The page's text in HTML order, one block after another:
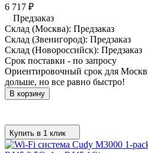
6 717 ₽
Предзаказ
Склад (Москва): Предзаказ
Склад (Звенигород): Предзаказ
Склад (Новороссийск): Предзаказ
Срок поставки - по запросу
Ориентировочный срок для
дольше, но все равно быстро!
В корзину
Купить в 1 клик